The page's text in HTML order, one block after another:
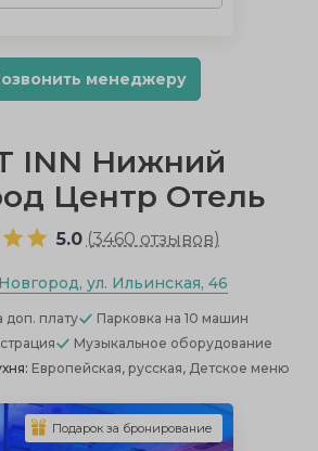
менеджеру
INN Нижний
Центр Отель
5.0 (3460 отзывов)
ул. Ильинская, 46
доп. плату Парковка на 10 машин
Музыкальное оборудование
Европейская, русская, Детское меню
Подарок за бронирование